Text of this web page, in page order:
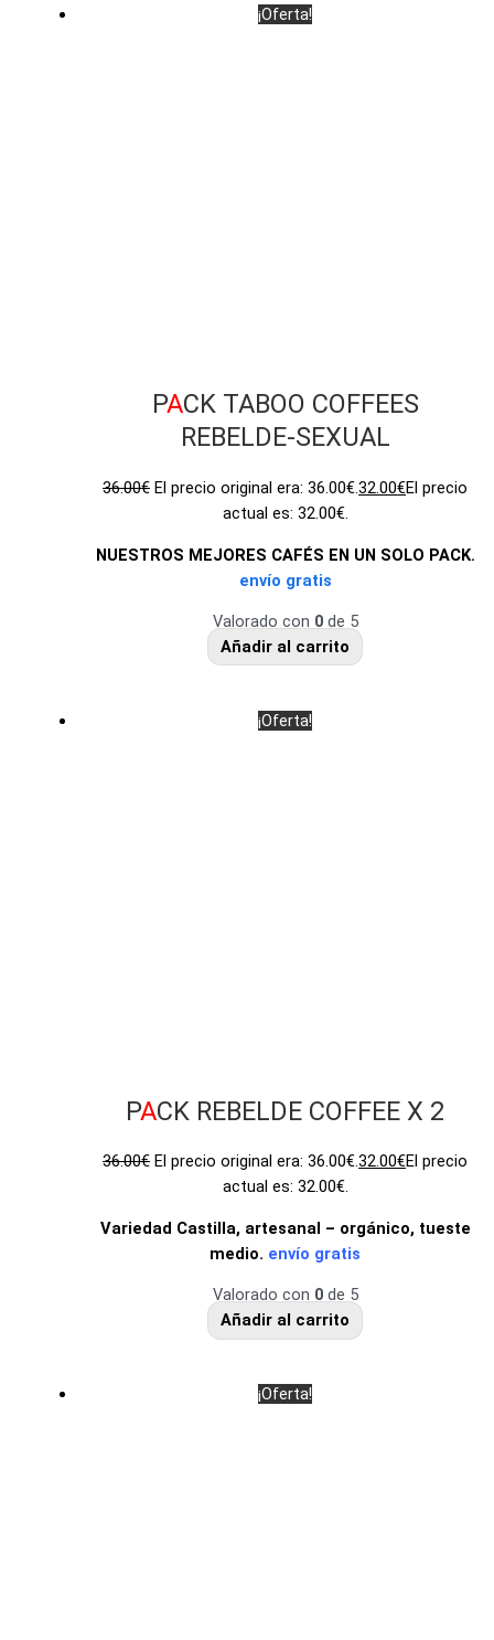
¡Oferta!
PACK TABOO COFFEES
REBELDE-SEXUAL
36.00€ El precio original era: 36.00€.32.00€El precio
actual es: 32.00€.
NUESTROS MEJORES CAFÉS EN UN SOLO PACK.
envío gratis
Valorado con 0de 5
Añadir al carrito
¡Oferta!
PACK REBELDE COFFEE X 2
36.00€ El precio original era: 36.00€.32.00€El precio
actual es: 32.00€.
Variedad Castilla, artesanal – orgánico, tueste
medio. envío gratis
Valorado con 0de 5
Añadir al carrito
¡Oferta!